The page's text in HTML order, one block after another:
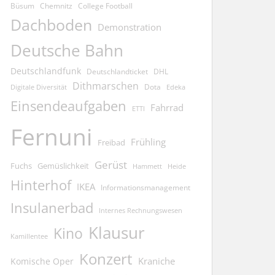
Büsum Chemnitz College Football
Dachboden Demonstration
Deutsche Bahn
Deutschlandfunk Deutschlandticket DHL
Digitale Diversität Dithmarschen Dota Edeka
Einsendeaufgaben ETTI Fahrrad
Fernuni Freibad Frühling
Fuchs Gemüslichkeit Gerüst Hammett Heide
Hinterhof IKEA Informationsmanagement
Insulanerbad Internes Rechnungswesen
Kamillentee Kino Klausur
Komische Oper Konzert Kraniche